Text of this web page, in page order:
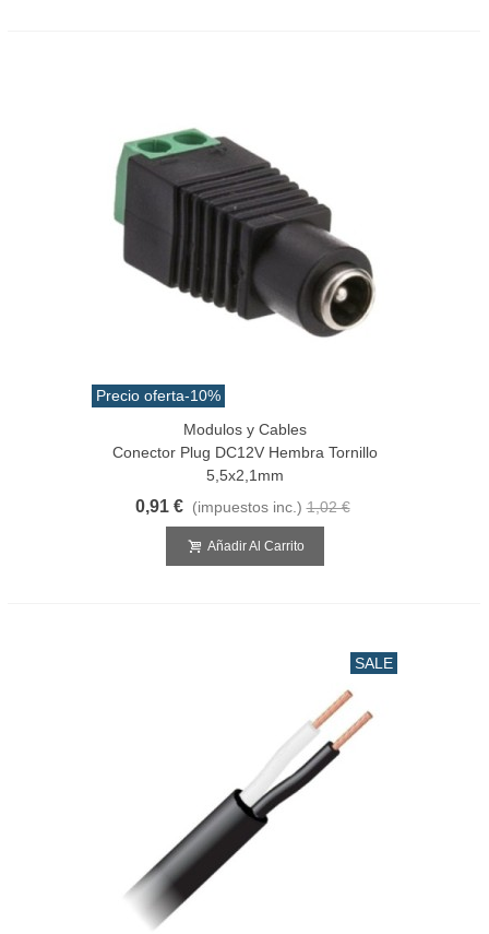
Precio oferta-10%
Modulos y Cables
Conector Plug DC12V Hembra Tornillo
5,5x2,1mm
0,91 € (impuestos inc.) 1,02 €
Añadir Al Carrito
SALE